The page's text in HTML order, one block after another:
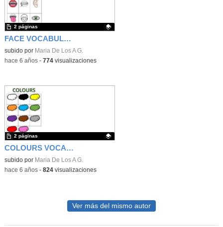
FACE VOCABULARY GAME
Contenido educativo.
subido por Maria De Los A G.
2 páginas
-hace 6 años- 774visualizaciones
COLOURS VOCABULARY GAME
Contenido educativo.
subido por Maria De Los A G.
2 páginas
-hace 6 años- 824visualizaciones
Ver más del mismo autor